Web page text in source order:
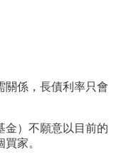
關係，長債利率只會
金）不願意以目前的
家。